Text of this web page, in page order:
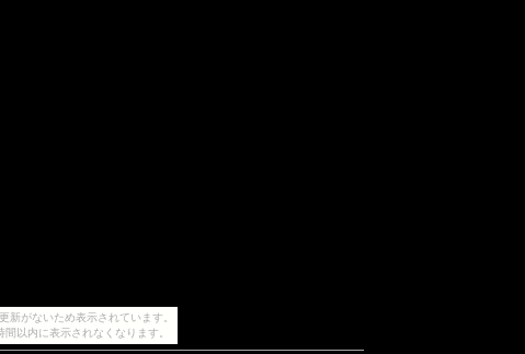
新がないため表示されています。
以内に表示されなくなります。